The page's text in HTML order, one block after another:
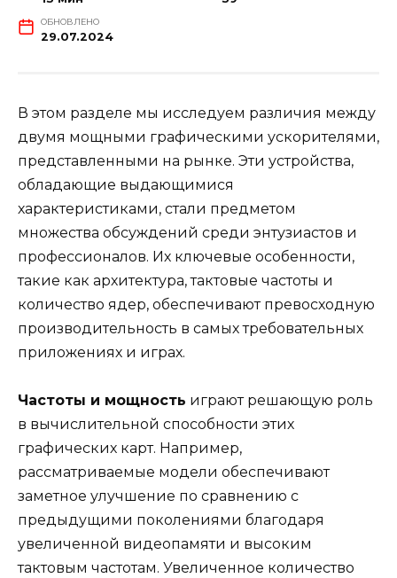
ОБНОВЛЕНО
29.07.2024
В этом разделе мы исследуем различия между
двумя мощными графическими ускорителями,
представленными на рынке. Эти устройства,
обладающие выдающимися
характеристиками, стали предметом
множества обсуждений среди энтузиастов и
профессионалов. Их ключевые особенности,
такие как архитектура, тактовые частоты и
количество ядер, обеспечивают превосходную
производительность в самых требовательных
приложениях и играх.
Частоты и мощность играют решающую роль
в вычислительной способности этих
графических карт. Например,
рассматриваемые модели обеспечивают
заметное улучшение по сравнению с
предыдущими поколениями благодаря
увеличенной видеопамяти и высоким
тактовым частотам. Увеличенное количество